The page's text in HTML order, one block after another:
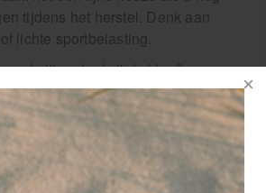
tijdens het herstel. Denk aan
lichte sportbelasting.
zitten dankzij de kleeflaag en
bij onder andere kneuzingen,
instabiliteit van gewrichten. Ook
gecombineerd met andere
bijvoorbeeld als onderdeel van een